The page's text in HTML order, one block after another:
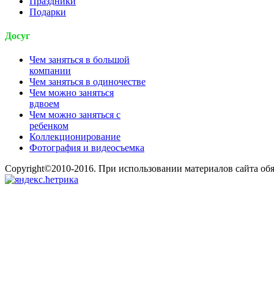
Подарки
Досуг
Чем заняться в большой
компании
Чем заняться в одиночестве
Чем можно заняться
вдвоем
Чем можно заняться с
ребенком
Коллекционирование
Фотография и видеосъемка
Copyright©2010-2016. При использовании материалов сайта